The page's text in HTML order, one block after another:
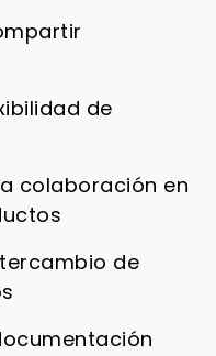
de
colaboración en
de